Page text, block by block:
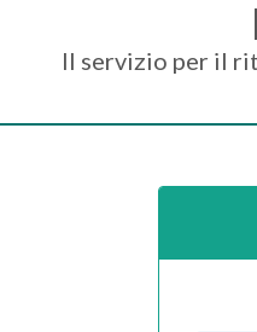
Il servizio per il